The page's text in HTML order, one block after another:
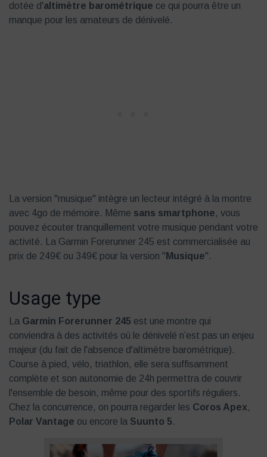
dotée d'altimètre barométrique ce qui pourra être un
manque pour les amateurs de dénivelé.
La version "musique" intègre un lecteur intégré à la montre
avec 4go de mémoire. Même sans smartphone, vous
pouvez écouter tranquillement votre musique pendant votre
activité. La Garmin Forerunner 245 est commercialisée au
prix de 249€ ou 349€ pour la version " Musique".
Usage type
La Garmin Forerunner 245 est une montre qui
conviendra à des activités où le dénivelé n’est pas un enjeu
majeur (du fait de l'absence d'altimètre barométrique).
Course à pied, vélo, triathlon, elle sera suffisamment
complète et son autonomie de 24h permettra de couvrir
l'ensemble de besoin, même pour des sportifs réguliers.
Chez la concurrence, on pourra regarder les Coros Apex,
Polar Vantage ou encore la Suunto 5.